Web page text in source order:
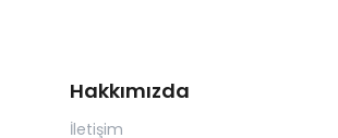
Hakkımızda
İletişim